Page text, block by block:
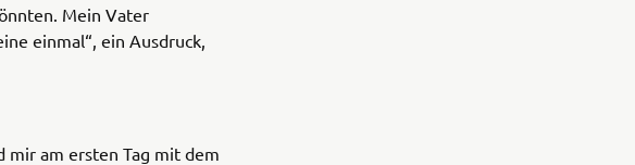
Mein Vater
einmal“, ein Ausdruck,
mir am ersten Tag mit dem